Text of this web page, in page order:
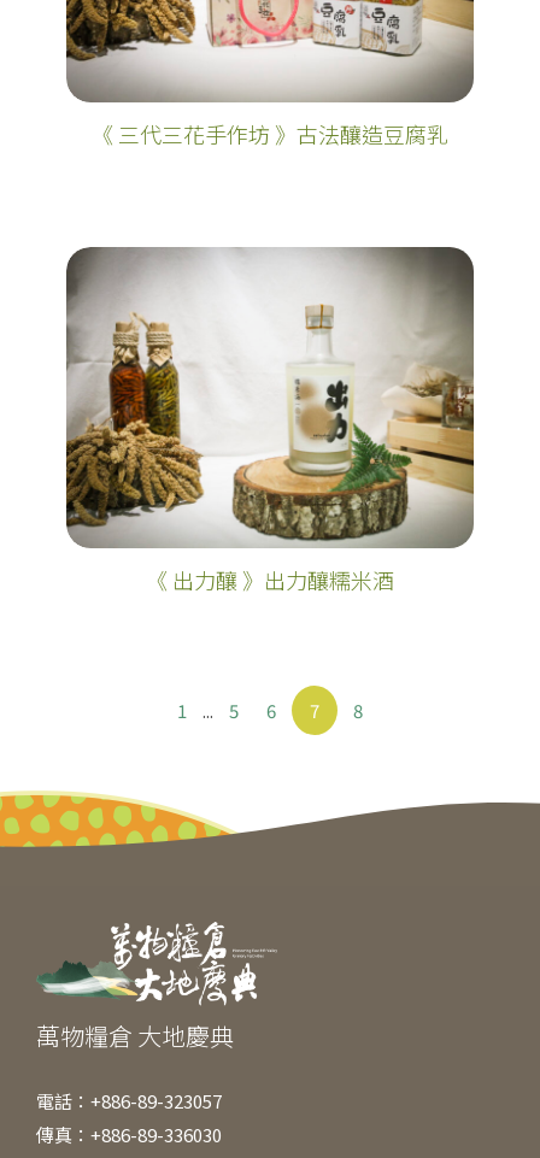
《 三代三花手作坊 》古法釀造豆腐乳
《 出力釀 》出力釀糯米酒
1 ... 5 6 7 8
萬物糧倉 大地慶典
電話：+886-89-323057
傳真：+886-89-336030